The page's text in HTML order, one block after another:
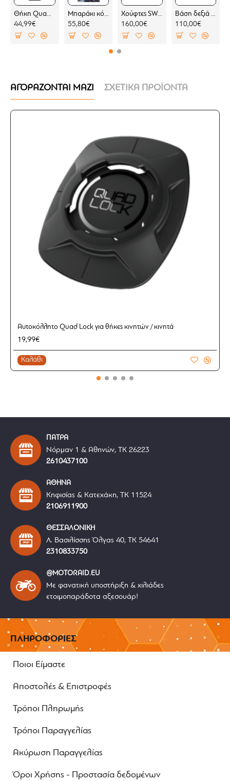
Θήκη Quad Lock MAG Google Pixel 10 Pro (μαγνητική)
44,99€
Μπαράκι κόκπιτ KOVE 800 X PRO
55,80€
Χούφτες SW-Motech Sport BMW F 450 GS (2 σημεία στήριξης)
160,00€
Βάση δεξιά για σαμάρια SW-Motech V-LOC BMW F 450 GS (για BMW σχάρα)
110,00€
ΑΓΟΡΑΖΟΝΤΑΙ ΜΑΖΙ ΣΧΕΤΙΚΑ ΠΡΟΪΟΝΤΑ
Αυτοκόλλητο Quad Lock για θήκες κινητών / κινητά
19,99€
Καλάθι
ΠΑΤΡΑ
Νόρμαν 1 & Αθηνών, ΤΚ 26223
2610437100
ΑΘΗΝΑ
Κηφισίας & Κατεχάκη, ΤΚ 11524
2106911900
ΘΕΣΣΑΛΟΝΙΚΗ
Λ. Βασιλίσσης Όλγας 40, ΤΚ 54641
2310833750
@MOTORAID.EU
Με φανατική υποστήριξη & χιλιάδες
ετοιμοπαράδοτα αξεσουάρ!
ΠΛΗΡΟΦΟΡΙΕΣ
Ποιοι Είμαστε
Αποστολές & Επιστροφές
Τρόποι Πληρωμής
Τρόποι Παραγγελίας
Ακύρωση Παραγγελίας
Όροι Χρήσης - Προστασία δεδομένων